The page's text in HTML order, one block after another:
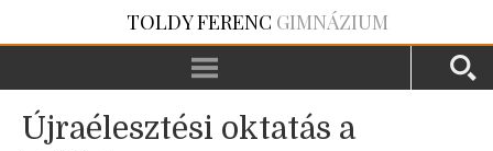
TOLDY FERENC GIMNÁZIUM
Újraélesztési oktatás a